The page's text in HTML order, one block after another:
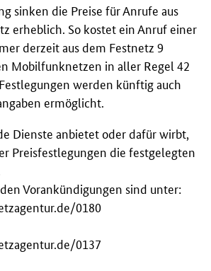
sinken die Preise für Anrufe aus
erheblich. So kostet ein Anruf einer
derzeit aus dem Festnetz 9
Mobilfunknetzen in aller Regel 42
werden künftig auch
ermöglicht.
Dienste anbietet oder dafür wirbt,
Preisfestlegungen die festgelegten
Vorankündigungen sind unter:
0180
0137